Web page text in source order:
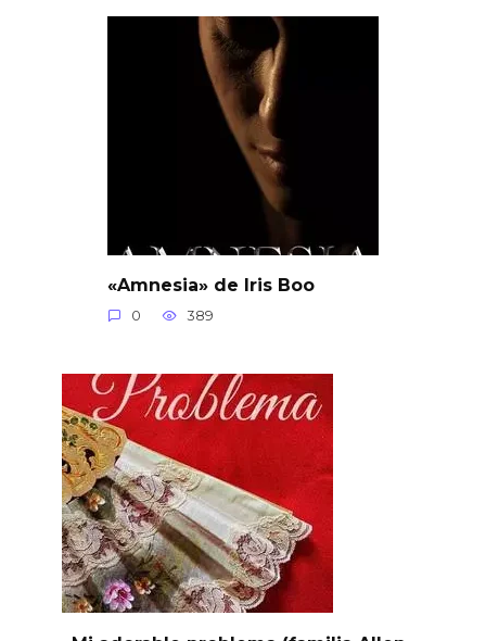
«Amnesia» de Iris Boo
0 389